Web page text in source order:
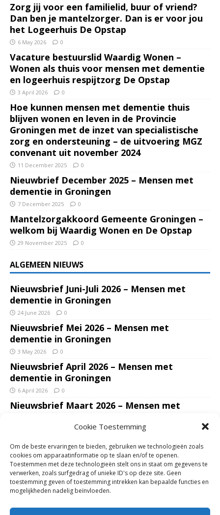
Cookie Toestemming
Om de beste ervaringen te bieden, gebruiken we technologieën zoals
cookies om apparaatinformatie op te slaan en/of te openen.
Toestemmen met deze technologieën stelt ons in staat om gegevens te
verwerken, zoals surfgedrag of unieke ID's op deze site. Geen
toestemming geven of toestemming intrekken kan bepaalde functies en
mogelijkheden nadelig beïnvloeden.
Zorg jij voor een familielid, buur of vriend?
Dan ben je mantelzorger. Dan is er voor jou
het Logeerhuis De Opstap
6 May 2026 0
Vacature bestuurslid Waardig Wonen –
Wonen als thuis voor mensen met dementie
en logeerhuis respijtzorg De Opstap
3 April 2026 0
Hoe kunnen mensen met dementie thuis
blijven wonen en leven in de Provincie
Groningen met de inzet van specialistische
zorg en ondersteuning – de uitvoering MGZ
convenant uit november 2024
11 December 2025 0
Nieuwbrief December 2025 – Mensen met
dementie in Groningen
7 December 2025 0
Mantelzorgakkoord Gemeente Groningen –
welkom bij Waardig Wonen en De Opstap
29 November 2025 0
ALGEMEEN NIEUWS
Nieuwsbrief Juni-Juli 2026 – Mensen met
dementie in Groningen
24 June 2026 0
Nieuwsbrief Mei 2026 – Mensen met
dementie in Groningen
3 May 2026 0
Nieuwsbrief April 2026 – Mensen met
dementie in Groningen
6 April 2026 0
Nieuwsbrief Maart 2026 – Mensen met
Nieuwsbrief Januari – Februari 2026 – Mensen
met dementie in Groningen
7 February 2026 0
Ondersteun mantelzorgers – gun hun een
adempauze in De Opstap. Inzamelingsactie
voor De Opstap gestart op GoFundMe